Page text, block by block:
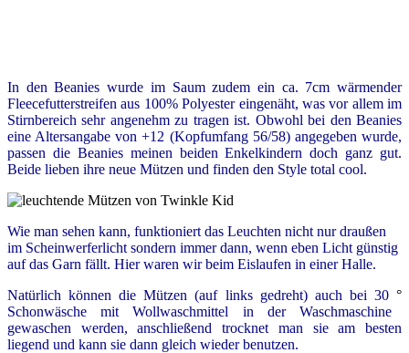
In den Beanies wurde im Saum zudem ein ca. 7cm wärmender
Fleecefutterstreifen aus 100% Polyester eingenäht, was vor allem im
Stirnbereich sehr angenehm zu tragen ist. Obwohl bei den Beanies
eine Altersangabe von +12 (Kopfumfang 56/58) angegeben wurde,
passen die Beanies meinen beiden Enkelkindern doch ganz gut.
Beide lieben ihre neue Mützen und finden den Style total cool.
Wie man sehen kann, funktioniert das Leuchten nicht nur draußen
im Scheinwerferlicht sondern immer dann, wenn eben Licht günstig
auf das Garn fällt. Hier waren wir beim Eislaufen in einer Halle.
Natürlich können die Mützen (auf links gedreht) auch bei 30 °
Schonwäsche mit Wollwaschmittel in der Waschmaschine
gewaschen werden, anschließend trocknet man sie am besten
liegend und kann sie dann gleich wieder benutzen.